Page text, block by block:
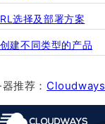
推荐： Cloudways
选择及部署方案
建不同类型的产品